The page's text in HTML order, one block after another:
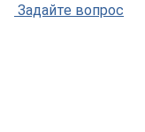
Задайте вопрос